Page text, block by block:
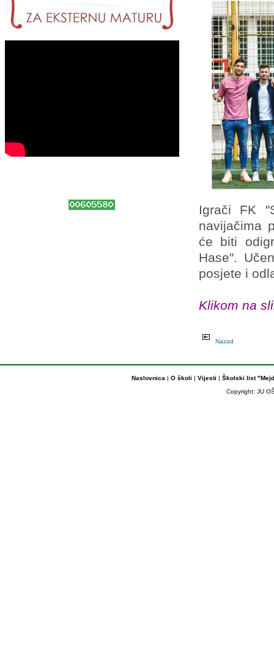
Igrači FK
navijačima
će biti
Hase".
posjete i
Klikom na
Nazad
Naslovnica | O školi | Vijesti | Školski list
Copyright: JU